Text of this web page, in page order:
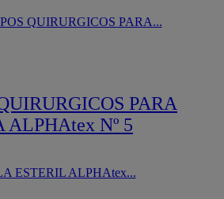
PARA
ALPHAtex Nº 5